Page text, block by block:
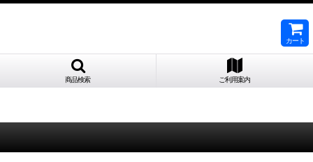
カート
商品検索 ご利用案内